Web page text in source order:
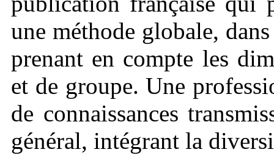
une méthode globale,
prenant en compte les
et de groupe. Une
de connaissances
général, intégrant la